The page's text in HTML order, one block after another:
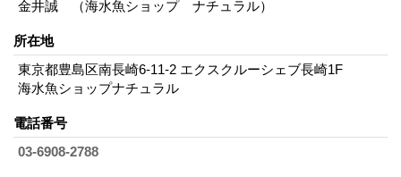
金井誠 （海水魚ショップ ナチュラル）
所在地
東京都豊島区南長崎6-11-2 エクスクルーシェブ長崎1F
海水魚ショップナチュラル
電話番号
03-6908-2788